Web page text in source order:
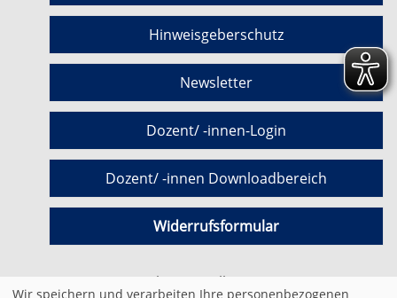
Hinweisgeberschutz
Newsletter
Dozent/ -innen-Login
Dozent/ -innen Downloadbereich
Widerrufsformular
Cookie Einstellungen
Wir speichern und verarbeiten Ihre personenbezogenen